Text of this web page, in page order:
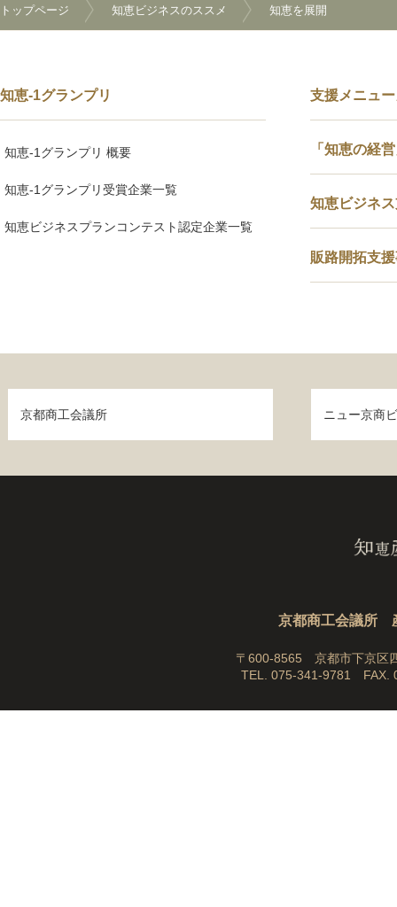
トップページ 知恵ビジネスのススメ 知恵を展開
知恵-1グランプリ
知恵-1グランプリ 概要
知恵-1グランプリ受賞企業一覧
知恵ビジネスプランコンテスト認定企業一覧
支援メニュ
「知恵の経
知恵ビジネ
販路開拓支
京都商工会議所 ニュー京商
京都商工会議所
〒600-8565
京都市下京区
TEL. 075-341-9781
FAX.